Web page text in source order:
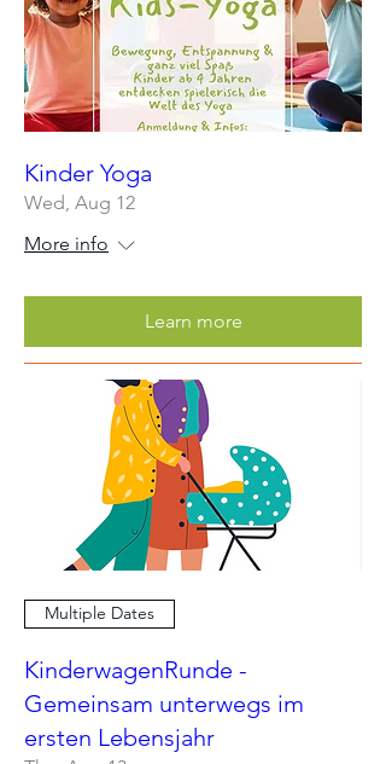
Kinder Yoga
Wed, Aug 12
More info
Learn more
Multiple Dates
KinderwagenRunde -
Gemeinsam unterwegs im
ersten Lebensjahr